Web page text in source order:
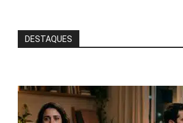
DESTAQUES